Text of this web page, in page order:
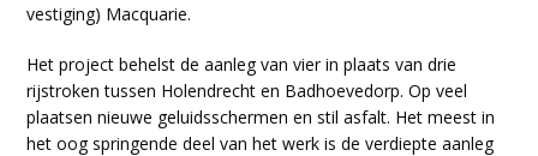
vestiging) Macquarie.
Het project behelst de aanleg van vier in plaats van drie
rijstroken tussen Holendrecht en Badhoevedorp. Op veel
plaatsen nieuwe geluidsschermen en stil asfalt. Het meest in
het oog springende deel van het werk is de verdiepte aanleg